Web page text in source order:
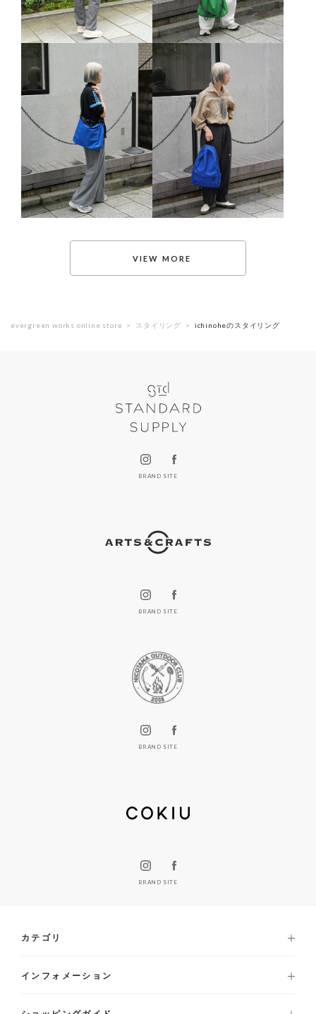
evergreen works online store スタイリング ichinoheのスタイリング
BRAND SITE
BRAND SITE
BRAND SITE
BRAND SITE
カテゴリ
インフォメーション